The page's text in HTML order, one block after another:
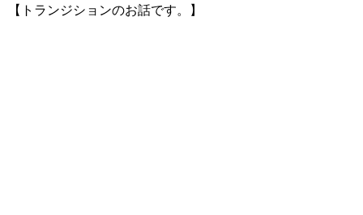
【トランジションのお話です。】